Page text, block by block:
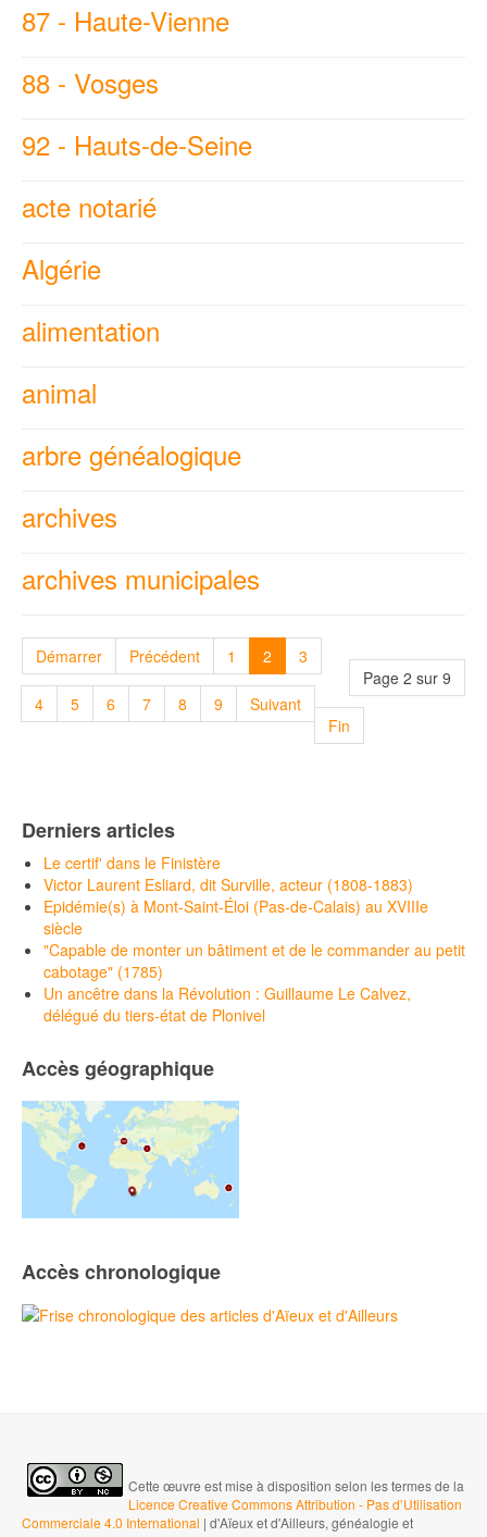
87 - Haute-Vienne
88 - Vosges
92 - Hauts-de-Seine
acte notarié
Algérie
alimentation
animal
arbre généalogique
archives
archives municipales
Page 2 sur 9
Démarrer Précédent 1 2 3
4 5 6 7 8 9
Suivant
Fin
Derniers articles
Le certif' dans le Finistère
Victor Laurent Esliard, dit Surville, acteur (1808-1883)
Epidémie(s) à Mont-Saint-Éloi (Pas-de-Calais) au XVIIIe
siècle
"Capable de monter un bâtiment et de le commander au petit
cabotage" (1785)
Un ancêtre dans la Révolution : Guillaume Le Calvez,
délégué du tiers-état de Plonivel
Accès géographique
Accès chronologique
Cette œuvre est mise à disposition selon les termes de la
Licence Creative Commons Attribution - Pas d’Utilisation
Commerciale 4.0 International | d'Aïeux et d'Ailleurs, généalogie et